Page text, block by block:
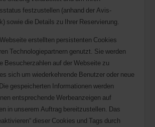
festzustellen (anhand der Avis-
sowie die Details zu Ihrer Reservierung.
erstellten persistenten Cookies
Technologiepartnern genutzt. Sie werden
Besucherzahlen auf der Webseite zu
sich um wiederkehrende Benutzer oder neue
gespeicherten Informationen werden
entsprechende Werbeanzeigen auf
in unserem Auftrag bereitzustellen. Das
dieser Cookies und Tags durch